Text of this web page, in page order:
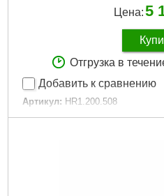
Цена:5
Отгрузка в
Добавить к сравнению
Артикул: HR1.200.508
Код товара: 30.01.08